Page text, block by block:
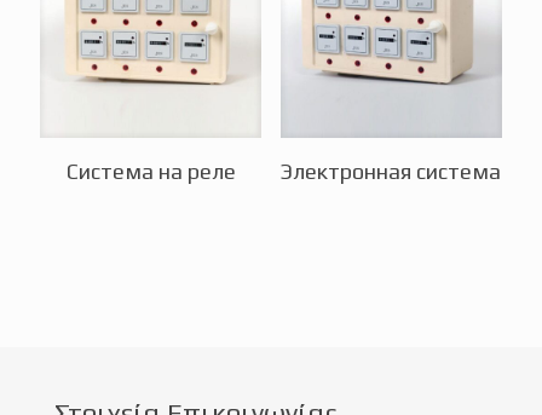
Система на реле Электронная система